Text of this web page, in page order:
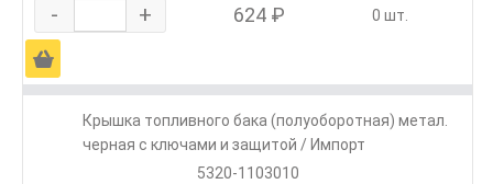
- + 624 ₽ 0 шт.
Ä
Крышка топливного бака (полуоборотная) метал.
черная с ключами и защитой / Импорт
5320-1103010